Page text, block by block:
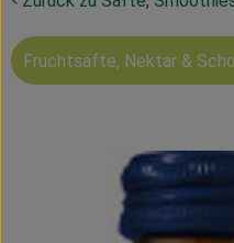
Ökokisten
Mahlitzscher Produkte
Obst & Gemüse
Fruchtsäfte, Nektar &